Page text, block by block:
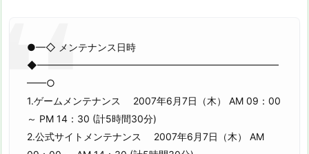
●━◇ メンテナンス日時
◆━━━━━━━━━━━━━━━━━━━━━━━━━
━━○
1.ゲームメンテナンス 2007年6月7日（木） AM 09：00
～ PM 14：30 (計5時間30分)
2.公式サイトメンテナンス 2007年6月7日（木） AM